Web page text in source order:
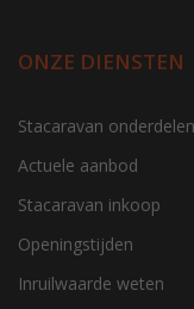
ONZE DIENSTEN
Stacaravan onderdelen
Actuele aanbod
Stacaravan inkoop
Openingstijden
Inruilwaarde weten